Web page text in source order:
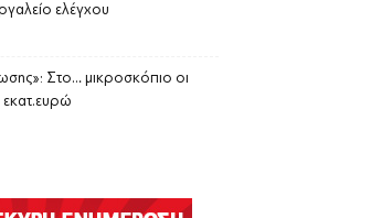
ελέγχου
Στο… μικροσκόπιο οι
εκατ.ευρώ